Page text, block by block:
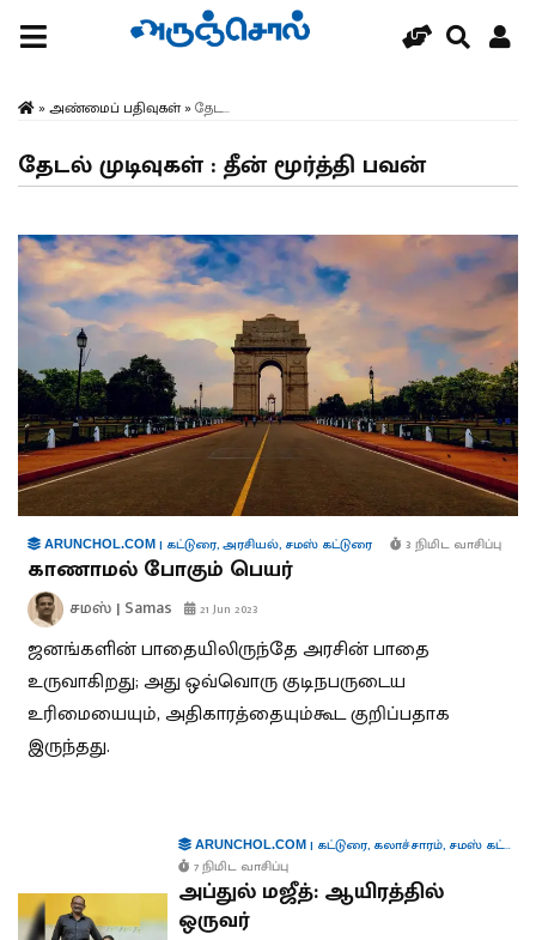
» அண்மைப் பதிவுகள்» தேட...
தேடல் முடிவுகள் : தீன் மூர்த்தி பவன்
ARUNCHOL.COM | கட்டுரை,அரசியல், சமஸ் கட்டுரை 3 நிமிட வாசிப்பு
காணாமல் போகும் பெயர்
சமஸ் | Samas 21 Jun 2023
ஜனங்களின் பாதையிலிருந்தே அரசின் பாதை
உருவாகிறது; அது ஒவ்வொரு குடிநபருடைய
உரிமையையும், அதிகாரத்தையும்கூட குறிப்பதாக
இருந்தது.
ARUNCHOL.COM| கட்டுரை, கலாச்சாரம், சமஸ் கட்டுரை
7 நிமிட வாசிப்பு
அப்துல் மஜீத்: ஆயிரத்தில்
ஒருவர்